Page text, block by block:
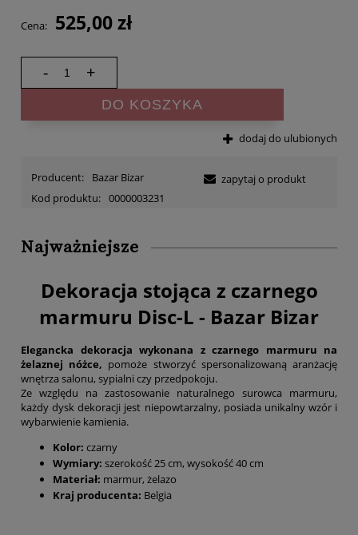
Cena: 525,00 zł
- +
DO KOSZYKA
dodaj do ulubionych
Producent:
Bazar Bizar
Kod produktu: 0000003231
zapytaj o produkt
Najważniejsze
Dekoracja stojąca z czarnego
marmuru Disc-L - Bazar Bizar
Elegancka dekoracja wykonana z czarnego marmuru na
żelaznej nóżce, pomoże stworzyć spersonalizowaną aranżację
wnętrza salonu, sypialni czy przedpokoju.
Ze względu na zastosowanie naturalnego surowca marmuru,
każdy dysk dekoracji jest niepowtarzalny, posiada unikalny wzór i
wybarwienie kamienia.
Kolor: czarny
Wymiary: szerokość 25 cm, wysokość 40 cm
Materiał: marmur, żelazo
Kraj producenta: Belgia